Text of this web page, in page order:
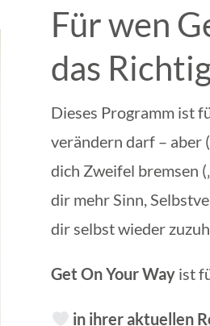
Für wen
das
Dieses Programm ist
verändern darf – aber
dich Zweifel bremsen
dir mehr Sinn,
dir selbst wieder
Get On Your Way ist
in ihrer aktuellen